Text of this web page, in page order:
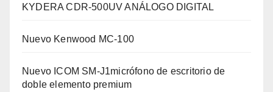
KYDERA CDR-500UV ANÁLOGO DIGITAL
Nuevo Kenwood MC-100
Nuevo ICOM SM-J1micrófono de escritorio de
doble elemento premium